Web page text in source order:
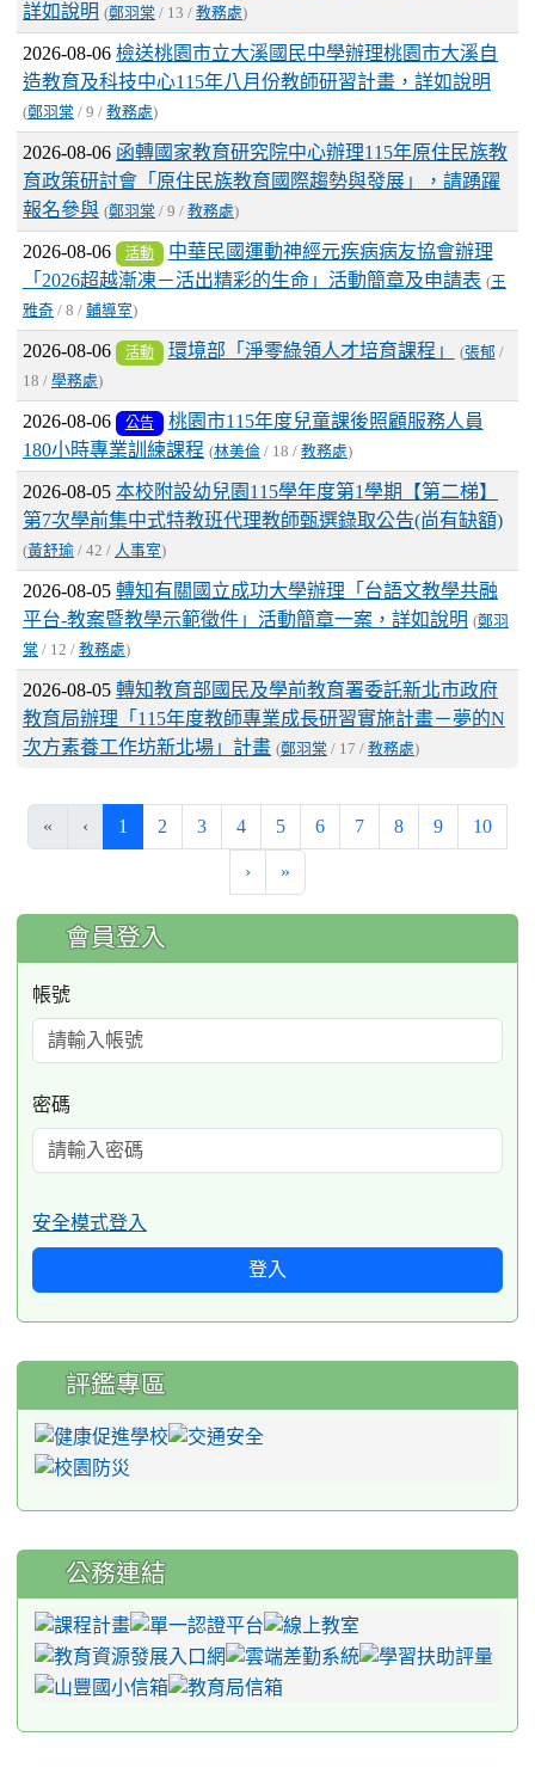
詳如說明 (鄭羽棠 / 13 / 教務處)
2026-08-06 檢送桃園市立大溪國民中學辦理桃園市大溪自
造教育及科技中心115年八月份教師研習計畫，詳如說明
(鄭羽棠 / 9 / 教務處)
2026-08-06 函轉國家教育研究院中心辦理115年原住民族教
育政策研討會「原住民族教育國際趨勢與發展」，請踴躍
報名參與 (鄭羽棠 / 9 / 教務處)
2026-08-06 活動
中華民國運動神經元疾病病友協會辦理
「2026超越漸凍－活出精彩的生命」活動簡章及申請表 (王
雅奇 / 8 / 輔導室)
2026-08-06 活動 環境部「淨零綠領人才培育課程」 (張郁 /
18 / 學務處)
2026-08-06 公告
桃園市115年度兒童課後照顧服務人員
180小時專業訓練課程 (林美倫 / 18 / 教務處)
2026-08-05 本校附設幼兒園115學年度第1學期【第二梯】
第7次學前集中式特教班代理教師甄選錄取公告(尚有缺額)
(黃舒瑜 / 42 / 人事室)
2026-08-05 轉知有關國立成功大學辦理「台語文教學共融
平台-教案暨教學示範徵件」活動簡章一案，詳如說明 (鄭羽
棠 / 12 / 教務處)
2026-08-05 轉知教育部國民及學前教育署委託新北市政府
教育局辦理「115年度教師專業成長研習實施計畫－夢的N
次方素養工作坊新北場」計畫 (鄭羽棠 / 17 / 教務處)
« ‹ 1 (current)
2 3 4 5 6 7 8 9 10
› »
:::
會員登入
帳號
密碼
安全模式登入
登入
評鑑專區
公務連結